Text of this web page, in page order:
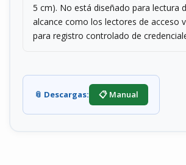
5 cm). No está diseñado para lectura
alcance como los lectores de acceso
para registro controlado de
📎 Descargas: 📋 Manual